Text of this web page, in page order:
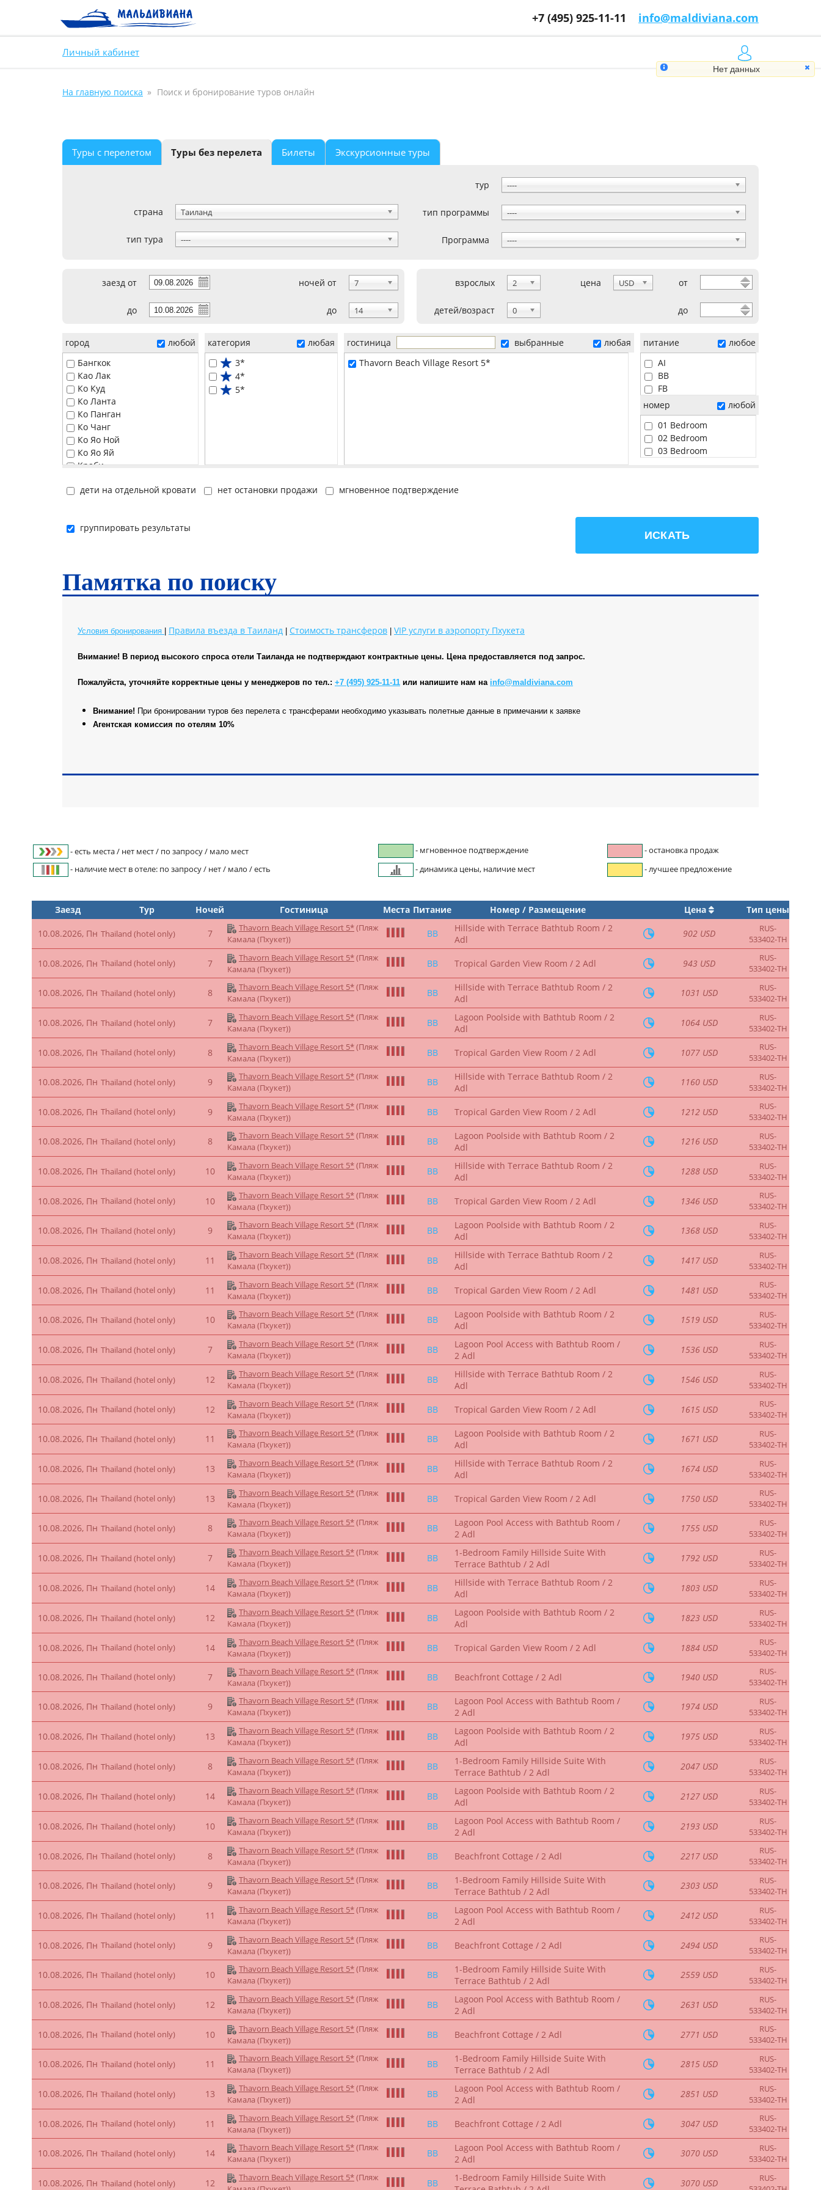
+7 (495) 925-11-11 info@maldiviana.com
Личный кабинет
На главную поиска Поиск и бронирование туров онлайн
Туры с перелетом Туры без перелета Билеты Экскурсионные туры
страна Таиланд
тип тура ----
тур ----
тип программы ----
Программа ----
заезд от ночей от 7
до до 14
взрослых 2 цена USD от
детей/возраст 0 до
город
любой
Бангкок
Као Лак
Ко Куд
Ко Ланта
Ко Панган
Ко Чанг
Ко Яо Ной
Ко Яо Яй
Краби
Пханг Нга
Самуи
категория
любая
3*
4*
5*
гостиница выбранные
любая
Thavorn Beach Village Resort 5*
питание
любое
AI
BB
FB
HB
номер
любой
01 Bedroom
02 Bedroom
03 Bedroom
Pool
Water
Все
дети на отдельной кровати нет остановки продажи мгновенное подтверждение
ИСКАТЬ
группировать результаты
Памятка по поиску
Условия бронирования Правила въезда в Таиланд Стоимость трансферов VIP услуги в аэропорту Пхукета
Внимание! В период высокого спроса отели Таиланда не подтверждают контрактные цены. Цена предоставляется под запрос.
Пожалуйста, уточняйте корректные цены у менеджеров по тел.: +7 (495) 925-11-11 или напишите нам на info@maldiviana.com
Внимание! При бронировании туров без перелета с трансферами необходимо указывать полетные данные в примечании к заявке
Агентская комиссия по отелям 10%
- есть места / нет мест / по запросу / мало мест - мгновенное подтверждение
- остановка продаж
- наличие мест в отеле: по запросу / нет / мало / есть
- динамика цены, наличие мест - лучшее предложение
Заезд Тур Ночей Гостиница Места Питание Номер / Размещение Цена Тип цены
10.08.2026, Пн Thailand (hotel only) 7 Thavorn Beach Village Resort 5*(Пляж
Камала (Пхукет))
BB
Hillside with Terrace Bathtub Room / 2
Adl
902 USD
RUS-
533402-TH
10.08.2026, Пн Thailand (hotel only) 7 Thavorn Beach Village Resort 5*(Пляж
Камала (Пхукет))
BB Tropical Garden View Room / 2 Adl 943 USD
RUS-
533402-TH
10.08.2026, Пн Thailand (hotel only) 8 Thavorn Beach Village Resort 5*(Пляж
Камала (Пхукет))
BB
Hillside with Terrace Bathtub Room / 2
Adl
1031 USD
RUS-
533402-TH
10.08.2026, Пн Thailand (hotel only) 7 Thavorn Beach Village Resort 5*(Пляж
Камала (Пхукет))
BB
Lagoon Poolside with Bathtub Room / 2
Adl
1064 USD
RUS-
533402-TH
10.08.2026, Пн Thailand (hotel only) 8 Thavorn Beach Village Resort 5*(Пляж
Камала (Пхукет))
BB Tropical Garden View Room / 2 Adl 1077 USD
RUS-
533402-TH
10.08.2026, Пн Thailand (hotel only) 9 Thavorn Beach Village Resort 5*(Пляж
Камала (Пхукет))
BB
Hillside with Terrace Bathtub Room / 2
Adl
1160 USD
RUS-
533402-TH
10.08.2026, Пн Thailand (hotel only) 9 Thavorn Beach Village Resort 5*(Пляж
Камала (Пхукет))
BB Tropical Garden View Room / 2 Adl 1212 USD
RUS-
533402-TH
10.08.2026, Пн Thailand (hotel only) 8 Thavorn Beach Village Resort 5*(Пляж
Камала (Пхукет))
BB
Lagoon Poolside with Bathtub Room / 2
Adl
1216 USD
RUS-
533402-TH
10.08.2026, Пн Thailand (hotel only) 10 Thavorn Beach Village Resort 5*(Пляж
Камала (Пхукет))
BB
Hillside with Terrace Bathtub Room / 2
Adl
1288 USD
RUS-
533402-TH
10.08.2026, Пн Thailand (hotel only) 10 Thavorn Beach Village Resort 5*(Пляж
Камала (Пхукет))
BB Tropical Garden View Room / 2 Adl 1346 USD
RUS-
533402-TH
10.08.2026, Пн Thailand (hotel only) 9 Thavorn Beach Village Resort 5*(Пляж
Камала (Пхукет))
BB
Lagoon Poolside with Bathtub Room / 2
Adl
1368 USD
RUS-
533402-TH
10.08.2026, Пн Thailand (hotel only) 11 Thavorn Beach Village Resort 5*(Пляж
Камала (Пхукет))
BB
Hillside with Terrace Bathtub Room / 2
Adl
1417 USD
RUS-
533402-TH
10.08.2026, Пн Thailand (hotel only) 11 Thavorn Beach Village Resort 5*(Пляж
Камала (Пхукет))
BB Tropical Garden View Room / 2 Adl 1481 USD
RUS-
533402-TH
10.08.2026, Пн Thailand (hotel only) 10 Thavorn Beach Village Resort 5*(Пляж
Камала (Пхукет))
BB
Lagoon Poolside with Bathtub Room / 2
Adl
1519 USD
RUS-
533402-TH
10.08.2026, Пн Thailand (hotel only) 7 Thavorn Beach Village Resort 5*(Пляж
Камала (Пхукет))
BB
Lagoon Pool Access with Bathtub Room /
2 Adl
1536 USD
RUS-
533402-TH
10.08.2026, Пн Thailand (hotel only) 12 Thavorn Beach Village Resort 5*(Пляж
Камала (Пхукет))
BB
Hillside with Terrace Bathtub Room / 2
Adl
1546 USD
RUS-
533402-TH
10.08.2026, Пн Thailand (hotel only) 12 Thavorn Beach Village Resort 5*(Пляж
Камала (Пхукет))
BB Tropical Garden View Room / 2 Adl 1615 USD
RUS-
533402-TH
10.08.2026, Пн Thailand (hotel only) 11 Thavorn Beach Village Resort 5*(Пляж
Камала (Пхукет))
BB
Lagoon Poolside with Bathtub Room / 2
Adl
1671 USD
RUS-
533402-TH
10.08.2026, Пн Thailand (hotel only) 13 Thavorn Beach Village Resort 5*(Пляж
Камала (Пхукет))
BB
Hillside with Terrace Bathtub Room / 2
Adl
1674 USD
RUS-
533402-TH
10.08.2026, Пн Thailand (hotel only) 13 Thavorn Beach Village Resort 5*(Пляж
Камала (Пхукет))
BB Tropical Garden View Room / 2 Adl 1750 USD
RUS-
533402-TH
10.08.2026, Пн Thailand (hotel only) 8 Thavorn Beach Village Resort 5*(Пляж
Камала (Пхукет))
BB
Lagoon Pool Access with Bathtub Room /
2 Adl
1755 USD
RUS-
533402-TH
10.08.2026, Пн Thailand (hotel only) 7 Thavorn Beach Village Resort 5*(Пляж
Камала (Пхукет))
BB
1-Bedroom Family Hillside Suite With
Terrace Bathtub / 2 Adl
1792 USD
RUS-
533402-TH
10.08.2026, Пн Thailand (hotel only) 14 Thavorn Beach Village Resort 5*(Пляж
Камала (Пхукет))
BB
Hillside with Terrace Bathtub Room / 2
Adl
1803 USD
RUS-
533402-TH
10.08.2026, Пн Thailand (hotel only) 12 Thavorn Beach Village Resort 5*(Пляж
Камала (Пхукет))
BB
Lagoon Poolside with Bathtub Room / 2
Adl
1823 USD
RUS-
533402-TH
10.08.2026, Пн Thailand (hotel only) 14 Thavorn Beach Village Resort 5*(Пляж
Камала (Пхукет))
BB Tropical Garden View Room / 2 Adl 1884 USD
RUS-
533402-TH
10.08.2026, Пн Thailand (hotel only) 7 Thavorn Beach Village Resort 5*(Пляж
Камала (Пхукет))
BB Beachfront Cottage / 2 Adl 1940 USD
RUS-
533402-TH
10.08.2026, Пн Thailand (hotel only) 9 Thavorn Beach Village Resort 5*(Пляж
Камала (Пхукет))
BB
Lagoon Pool Access with Bathtub Room /
2 Adl
1974 USD
RUS-
533402-TH
10.08.2026, Пн Thailand (hotel only) 13 Thavorn Beach Village Resort 5*(Пляж
Камала (Пхукет))
BB
Lagoon Poolside with Bathtub Room / 2
Adl
1975 USD
RUS-
533402-TH
10.08.2026, Пн Thailand (hotel only) 8 Thavorn Beach Village Resort 5*(Пляж
Камала (Пхукет))
BB
1-Bedroom Family Hillside Suite With
Terrace Bathtub / 2 Adl
2047 USD
RUS-
533402-TH
10.08.2026, Пн Thailand (hotel only) 14 Thavorn Beach Village Resort 5*(Пляж
Камала (Пхукет))
BB
Lagoon Poolside with Bathtub Room / 2
Adl
2127 USD
RUS-
533402-TH
10.08.2026, Пн Thailand (hotel only) 10 Thavorn Beach Village Resort 5*(Пляж
Камала (Пхукет))
BB
Lagoon Pool Access with Bathtub Room /
2 Adl
2193 USD
RUS-
533402-TH
10.08.2026, Пн Thailand (hotel only) 8 Thavorn Beach Village Resort 5*(Пляж
Камала (Пхукет))
BB Beachfront Cottage / 2 Adl 2217 USD
RUS-
533402-TH
10.08.2026, Пн Thailand (hotel only) 9 Thavorn Beach Village Resort 5*(Пляж
Камала (Пхукет))
BB
1-Bedroom Family Hillside Suite With
Terrace Bathtub / 2 Adl
2303 USD
RUS-
533402-TH
10.08.2026, Пн Thailand (hotel only) 11 Thavorn Beach Village Resort 5*(Пляж
Камала (Пхукет))
BB
Lagoon Pool Access with Bathtub Room /
2 Adl
2412 USD
RUS-
533402-TH
10.08.2026, Пн Thailand (hotel only) 9 Thavorn Beach Village Resort 5*(Пляж
Камала (Пхукет))
BB Beachfront Cottage / 2 Adl 2494 USD
RUS-
533402-TH
10.08.2026, Пн Thailand (hotel only) 10 Thavorn Beach Village Resort 5*(Пляж
Камала (Пхукет))
BB
1-Bedroom Family Hillside Suite With
Terrace Bathtub / 2 Adl
2559 USD
RUS-
533402-TH
10.08.2026, Пн Thailand (hotel only) 12 Thavorn Beach Village Resort 5*(Пляж
Камала (Пхукет))
BB
Lagoon Pool Access with Bathtub Room /
2 Adl
2631 USD
RUS-
533402-TH
10.08.2026, Пн Thailand (hotel only) 10 Thavorn Beach Village Resort 5*(Пляж
Камала (Пхукет))
BB Beachfront Cottage / 2 Adl 2771 USD
RUS-
533402-TH
10.08.2026, Пн Thailand (hotel only) 11 Thavorn Beach Village Resort 5*(Пляж
Камала (Пхукет))
BB
1-Bedroom Family Hillside Suite With
Terrace Bathtub / 2 Adl
2815 USD
RUS-
533402-TH
10.08.2026, Пн Thailand (hotel only) 13 Thavorn Beach Village Resort 5*(Пляж
Камала (Пхукет))
BB
Lagoon Pool Access with Bathtub Room /
2 Adl
2851 USD
RUS-
533402-TH
10.08.2026, Пн Thailand (hotel only) 11 Thavorn Beach Village Resort 5*(Пляж
Камала (Пхукет))
BB Beachfront Cottage / 2 Adl 3047 USD
RUS-
533402-TH
10.08.2026, Пн Thailand (hotel only) 14 Thavorn Beach Village Resort 5*(Пляж
Камала (Пхукет))
BB
Lagoon Pool Access with Bathtub Room /
2 Adl
3070 USD
RUS-
533402-TH
10.08.2026, Пн Thailand (hotel only) 12 Thavorn Beach Village Resort 5*(Пляж
BB
1-Bedroom Family Hillside Suite With
3070 USD
RUS-
Нет данных